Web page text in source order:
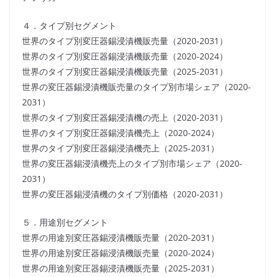
４．タイプ別セグメント
世界のタイプ別変圧器錫浸漬機販売量（2020-2031）
世界のタイプ別変圧器錫浸漬機販売量（2020-2024）
世界のタイプ別変圧器錫浸漬機販売量（2025-2031）
世界の変圧器錫浸漬機販売量のタイプ別市場シェア（2020-
2031）
世界のタイプ別変圧器錫浸漬機の売上（2020-2031）
世界のタイプ別変圧器錫浸漬機売上（2020-2024）
世界のタイプ別変圧器錫浸漬機売上（2025-2031）
世界の変圧器錫浸漬機売上のタイプ別市場シェア（2020-
2031）
世界の変圧器錫浸漬機のタイプ別価格（2020-2031）
５．用途別セグメント
世界の用途別変圧器錫浸漬機販売量（2020-2031）
世界の用途別変圧器錫浸漬機販売量（2020-2024）
世界の用途別変圧器錫浸漬機販売量（2025-2031）